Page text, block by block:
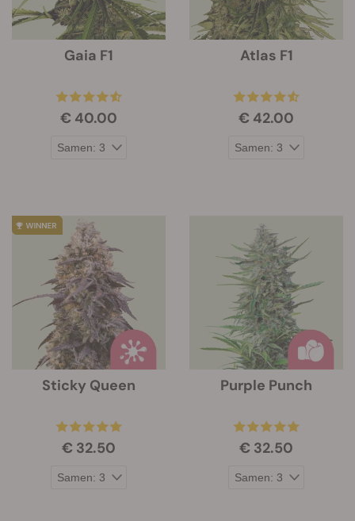
Gaia F1
€ 40.00
Atlas F1
€ 42.00
Sticky Queen
€ 32.50
Purple Punch
€ 32.50